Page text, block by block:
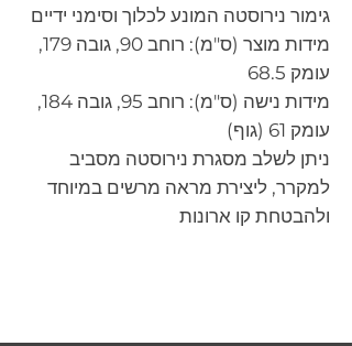
גימור נירוסטה המונע לכלוך וסימני ידיים
מידות מוצר (ס"מ): רוחב 90, גובה 179,
עומק 68.5
מידות נישה (ס"מ): רוחב 95, גובה 184,
עומק 61 (גוף)
ניתן לשלב מסגרת נירוסטה מסביב
למקרר, ליצירת מראה מרשים במיוחד
ולהבטחת קו ארונות